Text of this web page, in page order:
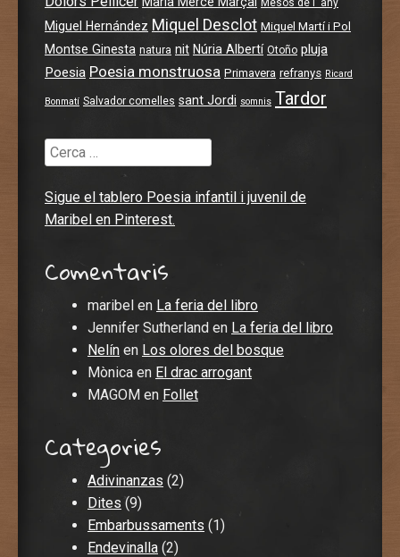
Mesos de l' any
Miguel Hernández Miquel Desclot Miquel Martí i Pol
Montse Ginesta natura nit Núria Albertí Otoño pluja
Poesia Poesia monstruosa Primavera refranys Ricard
Bonmatí Salvador comelles sant Jordi somnis Tardor
Cerca
Sigue el tablero Poesia infantil i juvenil de
Maribel en Pinterest.
Comentaris
maribel en La feria del libro
Jennifer Sutherland en La feria del libro
Nelín en Los olores del bosque
Mònica en El drac arrogant
MAGOM en Follet
Categories
Adivinanzas (2)
Dites (9)
Embarbussaments (1)
Endevinalla (2)